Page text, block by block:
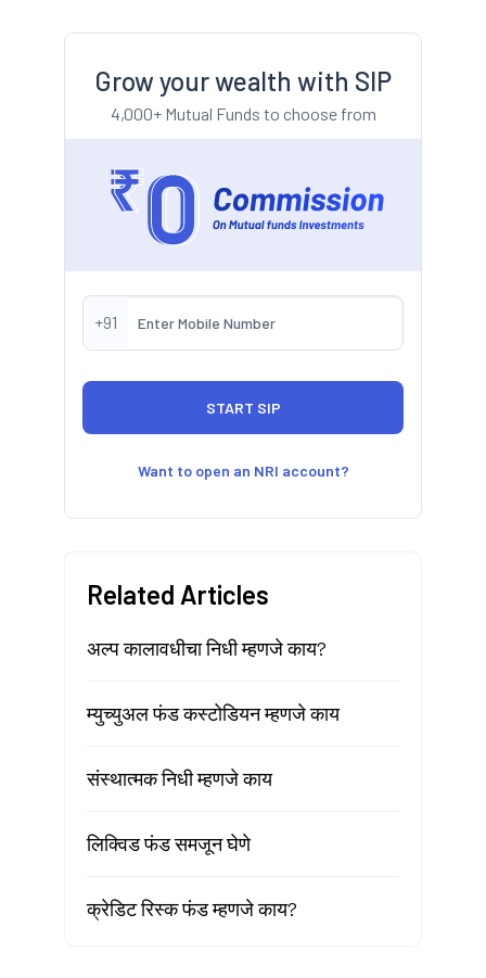
Grow your wealth with SIP
4,000+ Mutual Funds to choose from
+91
Want to open an NRI account?
Related Articles
अल्प कालावधीचा निधी म्हणजे काय?
म्युच्युअल फंड कस्टोडियन म्हणजे काय
संस्थात्मक निधी म्हणजे काय
लिक्विड फंड समजून घेणे
क्रेडिट रिस्क फंड म्हणजे काय?